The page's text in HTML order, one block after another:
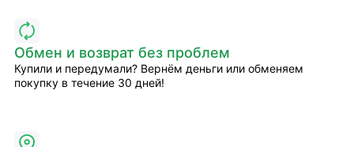
Обмен и возврат без проблем
Купили и передумали? Вернём деньги или обменяем
покупку в течение 30 дней!